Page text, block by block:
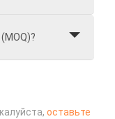
оставьте